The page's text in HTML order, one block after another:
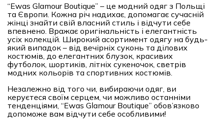
“Ewas Glamour Boutique” – це модний одяг з Польщі
та Європи. Кожна річ надихає, допомагає сучасній
жінці знайти свій власний стиль і відчути себе
впевнено. Вражає оригінальність і елегантність
усіх колекцій. Широкий асортимент одягу на будь-
який випадок – від вечірніх суконь та ділових
костюмів, до елегантних блузок, красивих
футболок, шортиків, літніх сукеночок, светрів
модних кольорів та спортивних костюмів.
Незалежно від того чи, вибираючи одяг, ви
керуєтеся своїм серцем, чи можливо останніми
тенденціями, “Ewas Glamour Boutique” обов’язково
допоможе вам відчути себе особливими!